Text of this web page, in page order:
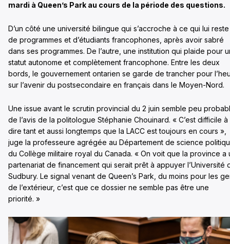
mardi à Queen’s Park au cours de la période des questions.
D’un côté une université bilingue qui s’accroche à ce qui lui reste
de programmes et d’étudiants francophones, après avoir sabré
dans ses programmes. De l’autre, une institution qui plaide pour
statut autonome et complètement francophone. Entre les deux
bords, le gouvernement ontarien se garde de trancher pour
sur l’avenir du postsecondaire en français dans le Moyen-Nord.
Une issue avant le scrutin provincial du 2 juin semble peu
de l’avis de la politologue Stéphanie Chouinard. « C’est difficile à
dire tant et aussi longtemps que la LACC est toujours en cours »,
juge la professeure agrégée au Département de science
du Collège militaire royal du Canada. « On voit que la province a
partenariat de financement qui serait prêt à appuyer l’Université
Sudbury. Le signal venant de Queen’s Park, du moins pour les
de l’extérieur, c’est que ce dossier ne semble pas être une
priorité. »